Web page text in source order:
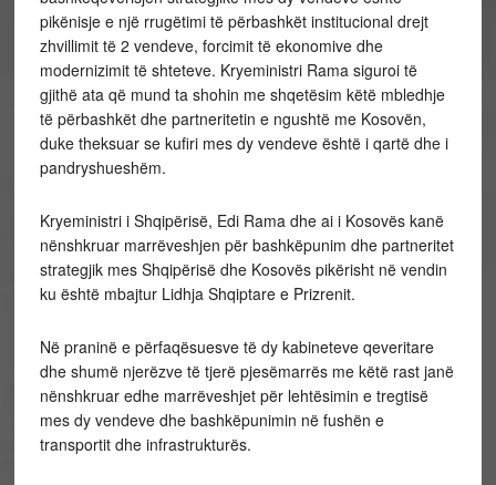
pikënisje e një rrugëtimi të përbashkët institucional drejt
zhvillimit të 2 vendeve, forcimit të ekonomive dhe
modernizimit të shteteve. Kryeministri Rama siguroi të
gjithë ata që mund ta shohin me shqetësim këtë mbledhje
të përbashkët dhe partneritetin e ngushtë me Kosovën,
duke theksuar se kufiri mes dy vendeve është i qartë dhe i
pandryshueshëm.
Kryeministri i Shqipërisë, Edi Rama dhe ai i Kosovës kanë
nënshkruar marrëveshjen për bashkëpunim dhe partneritet
strategjik mes Shqipërisë dhe Kosovës pikërisht në vendin
ku është mbajtur Lidhja Shqiptare e Prizrenit.
Në praninë e përfaqësuesve të dy kabineteve qeveritare
dhe shumë njerëzve të tjerë pjesëmarrës me këtë rast janë
nënshkruar edhe marrëveshjet për lehtësimin e tregtisë
mes dy vendeve dhe bashkëpunimin në fushën e
transportit dhe infrastrukturës.